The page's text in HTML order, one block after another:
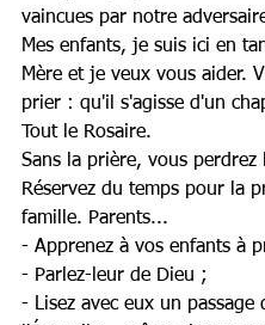
vaincues par notre
Mes enfants, je suis ici en
Mère et je veux vous aider.
prier : qu'il s'agisse d'un
Tout le Rosaire.
Sans la prière, vous perdrez
Réservez du temps pour la
famille. Parents...
- Apprenez à vos enfants à
- Parlez-leur de Dieu ;
- Lisez avec eux un passage